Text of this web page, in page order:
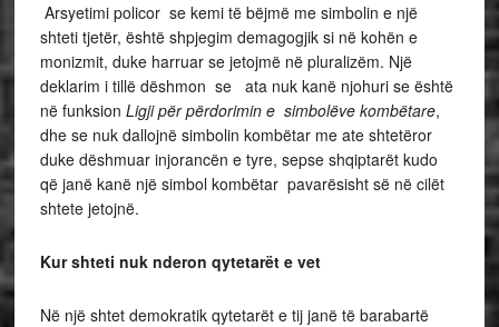
Arsyetimi policor se kemi të bëjmë me simbolin e një
shteti tjetër, është shpjegim demagogjik si në kohën e
monizmit, duke harruar se jetojmë në pluralizëm. Një
deklarim i tillë dëshmon se ata nuk kanë njohuri se është
në funksion Ligji për përdorimin e simbolëve kombëtare,
dhe se nuk dallojnë simbolin kombëtar me ate shtetëror
duke dëshmuar injorancën e tyre, sepse shqiptarët kudo
që janë kanë një simbol kombëtar pavarësisht së në cilët
shtete jetojnë.
Kur shteti nuk nderon qytetarët e vet
Në një shtet demokratik qytetarët e tij janë të barabartë